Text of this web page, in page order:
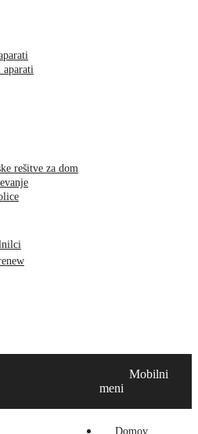
aparati
rešitve za dom
Mobilni
meni
Domov